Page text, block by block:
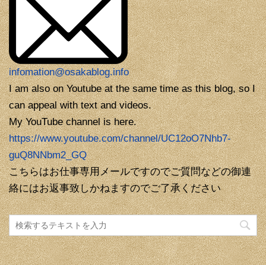
infomation@osakablog.info
I am also on Youtube at the same time as this blog, so I
can appeal with text and videos.
My YouTube channel is here.
https://www.youtube.com/channel/UC12oO7Nhb7-
guQ8NNbm2_GQ
こちらはお仕事専用メールですのでご質問などの御連
絡にはお返事致しかねますのでご了承ください